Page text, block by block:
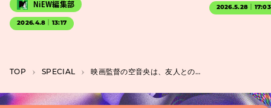
NiEW編集部
2026.4.8｜13:17
2026.5.28｜17:03
TOP SPECIAL 映画監督の空音央は、友人との関係が変化した過去の経験から『HAPPYEND』を構想した